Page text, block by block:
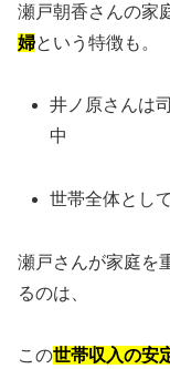
瀬戸朝香さんの家
婦という特徴も。
井ノ原さんは
中
世帯全体とし
瀬戸さんが家庭を
るのは、
この世帯収入の安